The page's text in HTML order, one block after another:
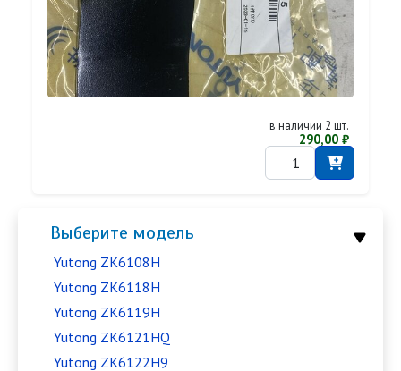
Выберите модель
Yutong ZK6108H
Yutong ZK6118H
Yutong ZK6119H
Yutong ZK6121HQ
Yutong ZK6122H9
в наличии 2 шт.
290,00 ₽